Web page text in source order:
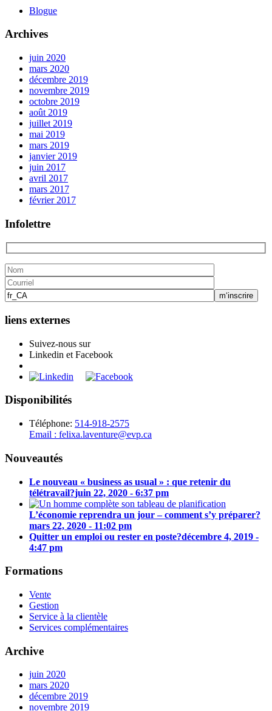
Blogue
Archives
juin 2020
mars 2020
décembre 2019
novembre 2019
octobre 2019
août 2019
juillet 2019
mai 2019
mars 2019
janvier 2019
juin 2017
avril 2017
mars 2017
février 2017
Infolettre
liens externes
Suivez-nous sur
Linkedin et Facebook
Disponibilités
Téléphone: 514-918-2575
Email : felixa.laventure@evp.ca
Nouveautés
Le nouveau « business as usual » : que retenir du
télétravail?juin 22, 2020 - 6:37 pm
L’économie reprendra un jour – comment s’y préparer?
mars 22, 2020 - 11:02 pm
Quitter un emploi ou rester en poste?décembre 4, 2019 -
4:47 pm
Formations
Vente
Gestion
Service à la clientèle
Services complémentaires
Archive
juin 2020
mars 2020
décembre 2019
novembre 2019